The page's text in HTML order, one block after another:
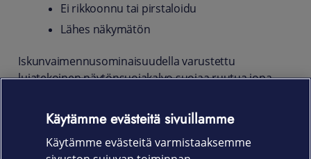
Ei rikkoonnu tai pirstaloidu
Lähes näkymätön
Iskunvaimennusominaisuudella varustettu
lujatekoinen näytönsuojakalvo suojaa ruutua jopa
pirstaleiden syntymisen. Myös lika ja pöly jäävät
kalvon ulkopuolelle. Ohut suojakalvo ei vaikuta
laitteen kosketusominaisuuksiin.
Käytämme evästeitä sivuillamme
Käytämme evästeitä varmistaaksemme